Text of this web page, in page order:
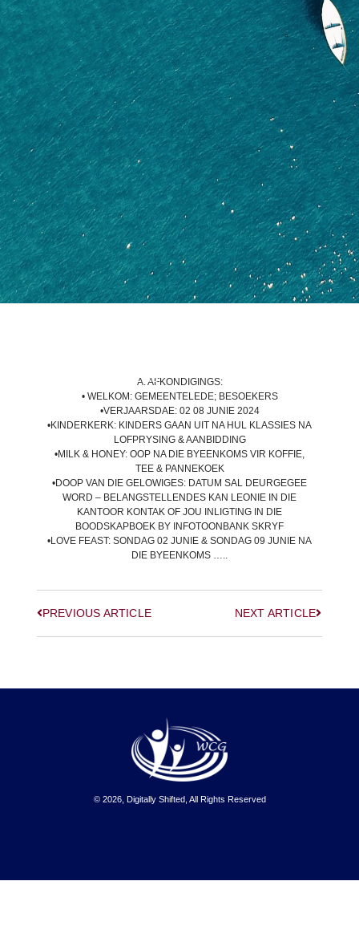
BACK TO LATEST NEWSA. AFKONDIGINGS:
• WELKOM: GEMEENTELEDE; BESOEKERS
•VERJAARSDAE: 02 08 JUNIE 2024
•KINDERKERK: KINDERS GAAN UIT NA HUL KLASSIES NA
LOFPRYSING & AANBIDDING
•MILK & HONEY: OOP NA DIE BYEENKOMS VIR KOFFIE,
TEE & PANNEKOEK
•DOOP VAN DIE GELOWIGES: DATUM SAL DEURGEGEE
WORD – BELANGSTELLENDES KAN LEONIE IN DIE
KANTOOR KONTAK OF JOU INLIGTING IN DIE
BOODSKAPBOEK BY INFOTOONBANK SKRYF
•LOVE FEAST: SONDAG 02 JUNIE & SONDAG 09 JUNIE NA
DIE BYEENKOMS …..
PREVIOUS ARTICLE NEXT ARTICLE
© 2026, Digitally Shifted, All Rights Reserved